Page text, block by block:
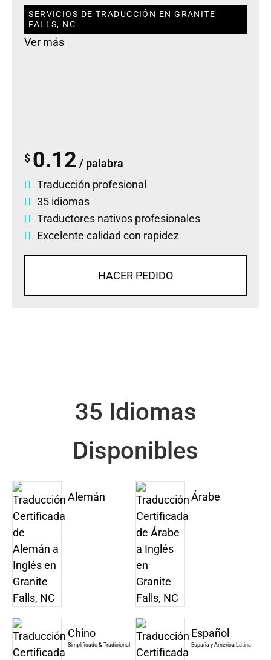
SERVICIOS DE TRADUCCIÓN EN GRANITE
FALLS, NC
Ver más
$ 0.12 / palabra
Traducción profesional
35 idiomas
Traductores nativos profesionales
Excelente calidad con rapidez
HACER PEDIDO
35 Idiomas
Disponibles
Alemán Árabe
Chino
Simplificado & Tradicional
Español
España y América Latina